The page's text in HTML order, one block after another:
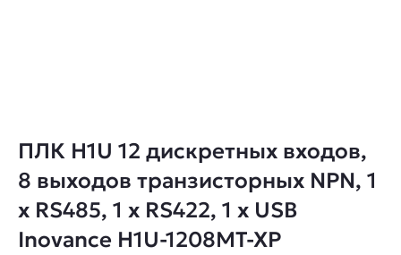
ПЛК H1U 12 дискретных входов,
8 выходов транзисторных NPN, 1
x RS485, 1 x RS422, 1 x USB
Inovance H1U-1208MT-XP